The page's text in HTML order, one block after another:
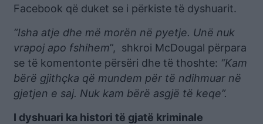
Facebook që duket se i përkiste të dyshuarit.
“Isha atje dhe më morën në pyetje. Unë nuk
vrapoj apo fshihem”, shkroi McDougal përpara
se të komentonte përsëri dhe të thoshte: “Kam
bërë gjithçka që mundem për të ndihmuar në
gjetjen e saj. Nuk kam bërë asgjë të keqe”.
I dyshuari ka histori të gjatë kriminale